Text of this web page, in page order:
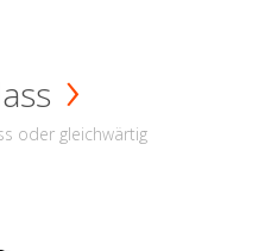
oder gleichwärtig